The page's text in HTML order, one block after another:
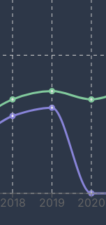
2018 2019 2020